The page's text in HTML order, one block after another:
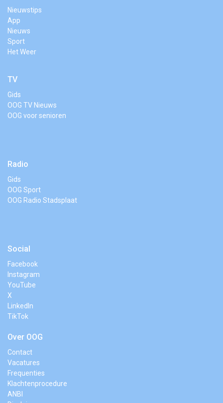
Nieuwstips
App
Nieuws
Sport
Het Weer
TV
Gids
OOG TV Nieuws
OOG voor senioren
Radio
Gids
OOG Sport
OOG Radio Stadsplaat
Social
Facebook
Instagram
YouTube
X
LinkedIn
TikTok
Over OOG
Contact
Vacatures
Frequenties
Klachtenprocedure
ANBI